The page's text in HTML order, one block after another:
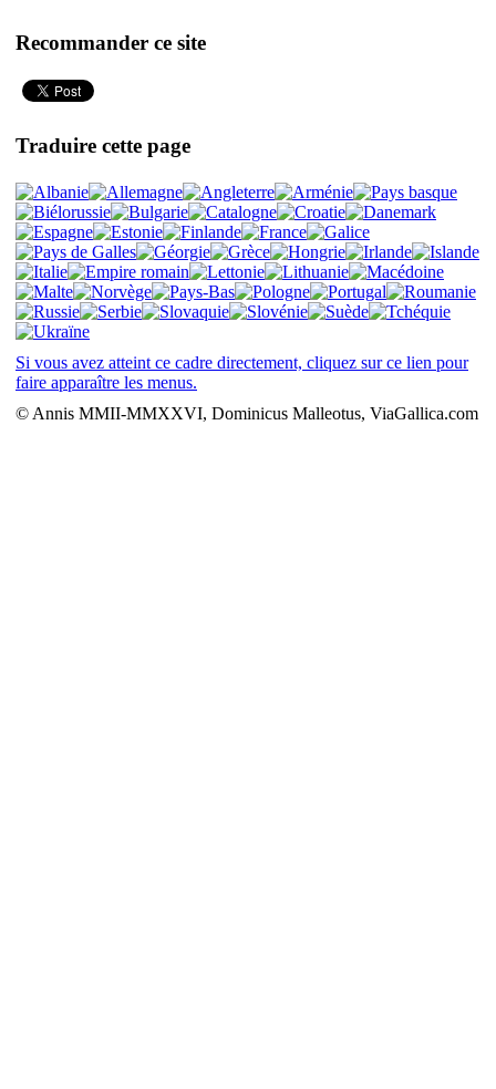
Recommander ce site
Traduire cette page
Si vous avez atteint ce cadre directement, cliquez sur ce lien pour
faire apparaître les menus.
© Annis MMII-MMXXVI, Dominicus Malleotus, ViaGallica.com